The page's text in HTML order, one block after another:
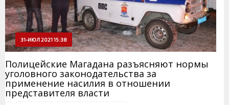
31-ИЮЛ 2021 15:38
Полицейские Магадана разъясняют нормы
уголовного законодательства за
применение насилия в отношении
представителя власти